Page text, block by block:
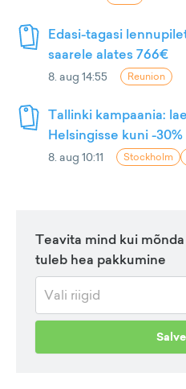
Edasi-tagasi
saarele alates 766€
8. aug 14:55 Reunion
Tallinki kampaania:
Helsingisse kuni -30%
8. aug 10:11 Stockholm
Teavita mind kui
tuleb hea pakkumine
Vali riigid